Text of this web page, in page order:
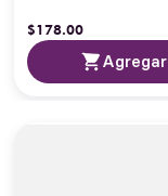
$178.00
Agregar